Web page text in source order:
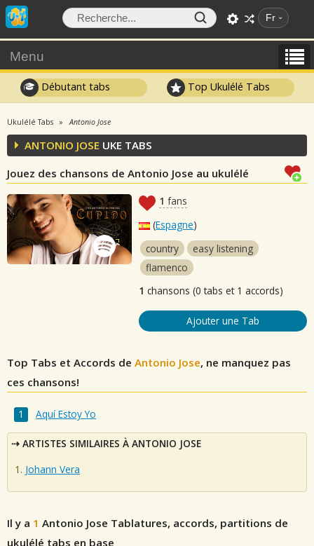
Fr
Menu
Débutant tabs Top Ukulélé Tabs
Ukulélé Tabs Antonio Jose
ANTONIO JOSE UKE TABS
Jouez des chansons de Antonio Jose au ukulélé
1 fans
(Espagne)
country
easy listening
flamenco
1 chansons (0 tabs et 1 accords)
Ajouter une Tab
Top Tabs et Accords de Antonio Jose, ne manquez pas
ces chansons!
Aquí Estoy Yo
ARTISTES SIMILAIRES À ANTONIO JOSE
Johann Vera
Il y a 1 Antonio Jose Tablatures, accords, partitions de
ukulélé tabs en base